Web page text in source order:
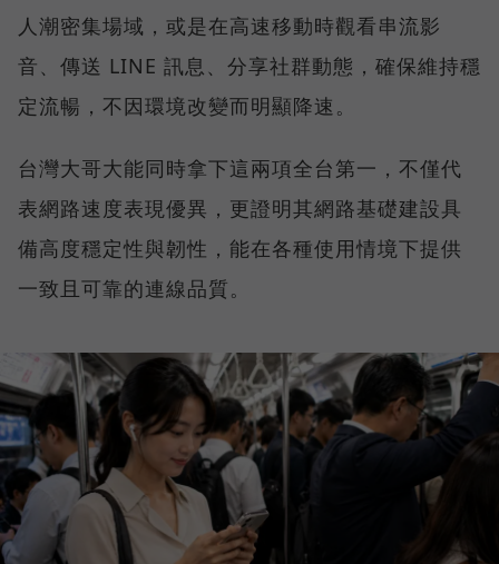
人潮密集場域，或是在高速移動時觀看串流影
音、傳送 LINE 訊息、分享社群動態，確保維持穩
定流暢，不因環境改變而明顯降速。
台灣大哥大能同時拿下這兩項全台第一，不僅代
表網路速度表現優異，更證明其網路基礎建設具
備高度穩定性與韌性，能在各種使用情境下提供
一致且可靠的連線品質。